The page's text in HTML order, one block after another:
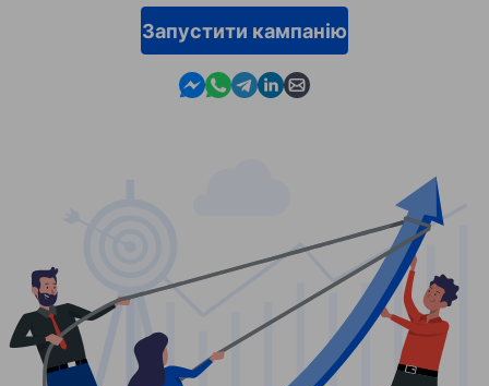
Запустити кампанію
Contact us in Messenger
Contact us in WhatsApp
Contact us in Telegram
Contact us in Linkedin
Contact us by email